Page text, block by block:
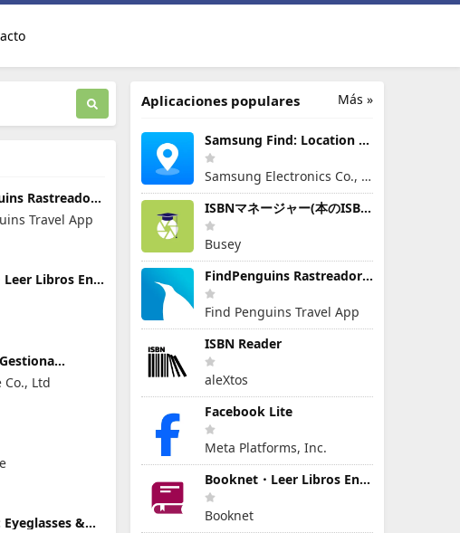
Rastreador
Travel App
Libros En
Co., Ltd
&
Más »
Aplicaciones populares
Samsung Find: Location Sharing
Samsung Electronics Co., Ltd.
ISBNマネージャー(本のISBN読み取り・文字認識)
Busey
FindPenguins Rastreador Viajes
Find Penguins Travel App
ISBN Reader
aleXtos
Facebook Lite
Meta Platforms, Inc.
Booknet・Leer Libros En Español
Booknet